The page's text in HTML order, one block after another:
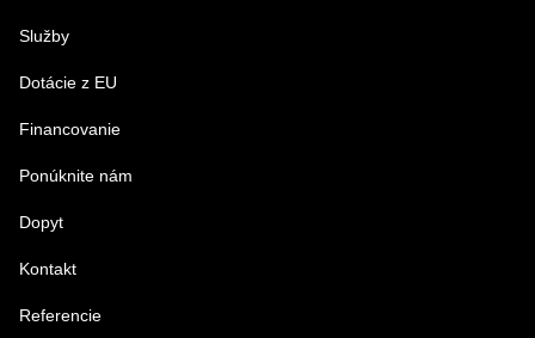
Služby
Dotácie z EU
Financovanie
Ponúknite nám
Dopyt
Kontakt
Referencie